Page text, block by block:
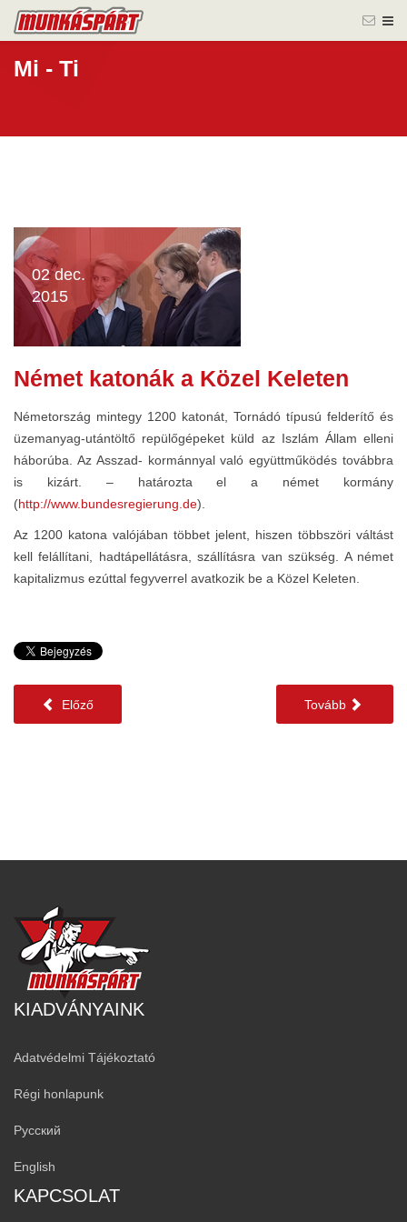
Mi - Ti
02 dec.
2015
Német katonák a Közel Keleten
Németország mintegy 1200 katonát, Tornádó típusú felderítő és
üzemanyag-utántöltő repülőgépeket küld az Iszlám Állam elleni
háborúba. Az Asszad- kormánnyal való együttműködés továbbra
is kizárt. – határozta el a német kormány
(http://www.bundesregierung.de).
Az 1200 katona valójában többet jelent, hiszen többszöri váltást
kell felállítani, hadtápellátásra, szállításra van szükség. A német
kapitalizmus ezúttal fegyverrel avatkozik be a Közel Keleten.
Előző Tovább
KIADVÁNYAINK
Adatvédelmi Tájékoztató
Régi honlapunk
Русский
English
KAPCSOLAT